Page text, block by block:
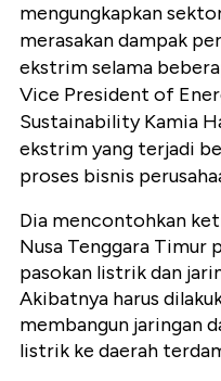
mengungkapkan
merasakan dampak
ekstrim selama
Vice President of
Sustainability Kamia
ekstrim yang terjadi
proses bisnis
Dia mencontohkan
Nusa Tenggara Timur
pasokan listrik dan
Akibatnya harus
membangun jaringan
listrik ke daerah